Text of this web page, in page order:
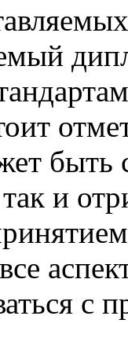
и
с